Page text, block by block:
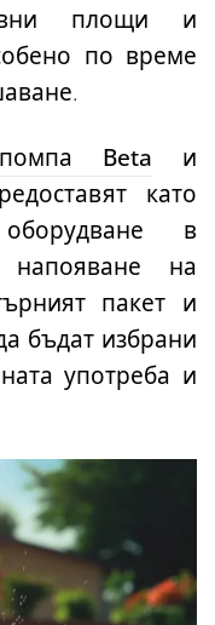
площи и
по време
Beta и
като
в
на
пакет и
бъдат избрани
употреба и